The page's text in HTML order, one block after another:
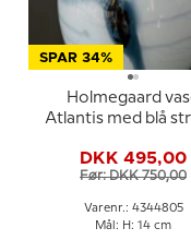
SPAR 34%
Holmegaard
Atlantis med blå
DKK 495,00
Før: DKK 750,00
Varenr.: 4344805
Mål: H: 14 cm